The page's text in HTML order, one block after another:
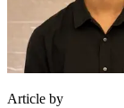
Article by